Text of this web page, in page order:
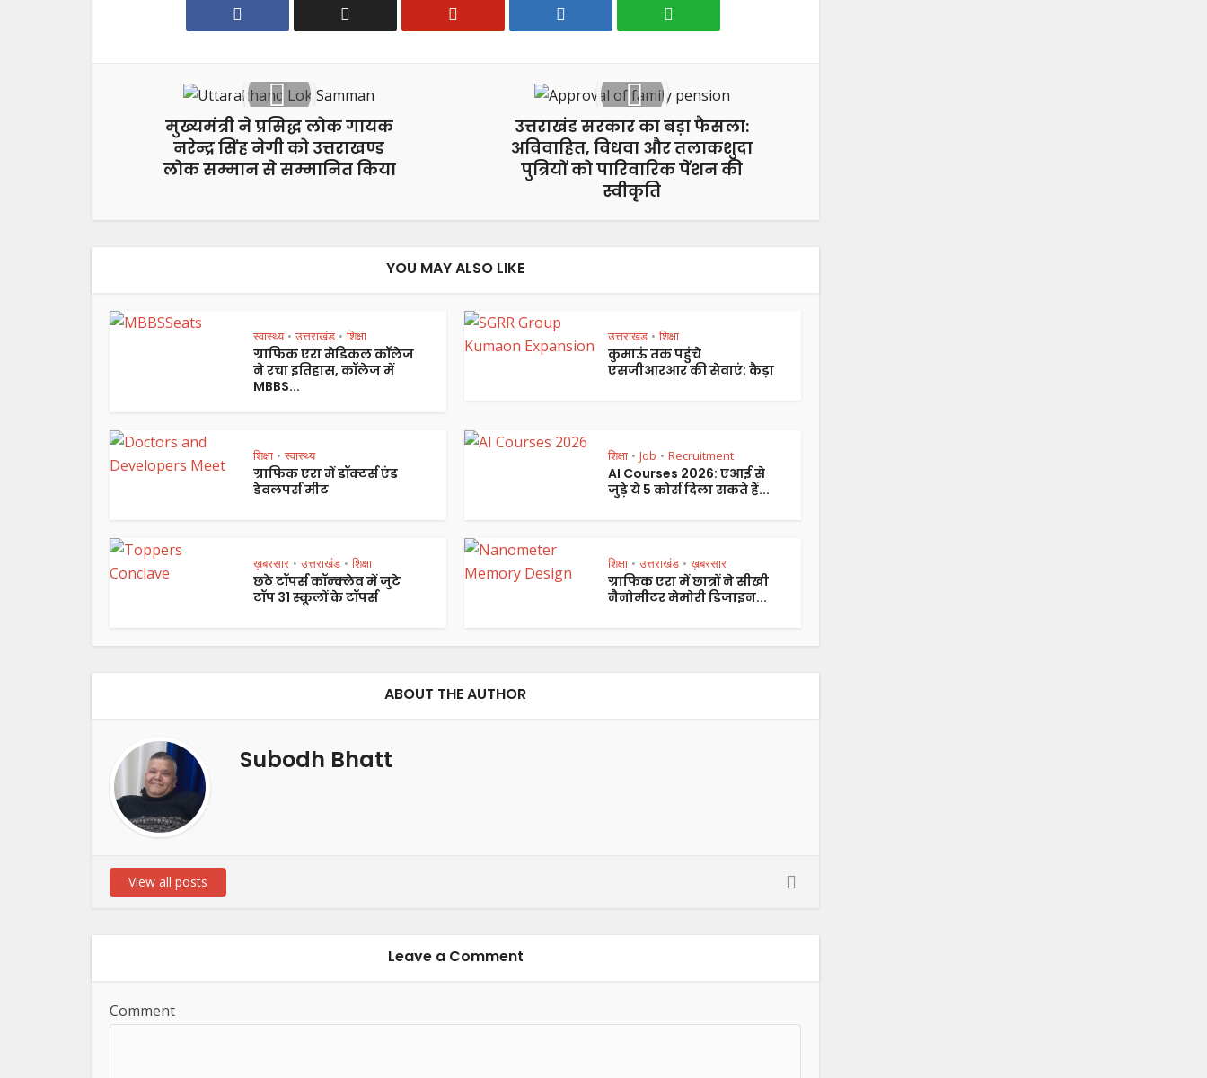
मुख्यमंत्री ने प्रसिद्ध लोक गायक
नरेन्द्र सिंह नेगी को उत्तराखण्ड
लोक सम्मान से सम्मानित किया
उत्तराखंड सरकार का बड़ा फैसला:
अविवाहित, विधवा और तलाकशुदा
पुत्रियों को पारिवारिक पेंशन की
स्वीकृति
YOU MAY ALSO LIKE
स्वास्थ्य • उत्तराखंड • शिक्षा
ग्राफिक एरा मेडिकल कॉलेज
ने रचा इतिहास, कॉलेज में
MBBS...
उत्तराखंड • शिक्षा
कुमाऊं तक पहुंचे
एसजीआरआर की सेवाएं: कैड़ा
शिक्षा • स्वास्थ्य
ग्राफिक एरा में डॉक्टर्स एंड
डेवलपर्स मीट
शिक्षा • Job • Recruitment
AI Courses 2026: एआई से
जुड़े ये 5 कोर्स दिला सकते हैं...
ख़बरसार • उत्तराखंड • शिक्षा
छठे टॉपर्स कॉन्क्लेव में जुटे
टॉप 31 स्कूलों के टॉपर्स
शिक्षा • उत्तराखंड • ख़बरसार
ग्राफिक एरा में छात्रों ने सीखी
नैनोमीटर मेमोरी डिजाइन...
ABOUT THE AUTHOR
Subodh Bhatt
View all posts
Leave a Comment
Comment